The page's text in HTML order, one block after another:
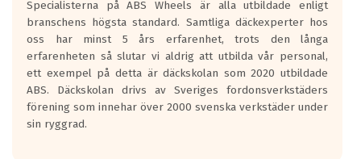
längsta.
Inga D eller G betyg delas ut för
personbilar och lätta lastbilar.
Betyget sätts efter ett test där däcken
skall bromsa in på en väg där det ligger
0.5-1.5 mm vatten.
I 80km/h kommer skillnaden på
Specialisterna på ABS Wheels är alla utbildade enligt
branschens högsta standard. Samtliga däckexperter hos
oss har minst 5 års erfarenhet, trots den långa
erfarenheten så slutar vi aldrig att utbilda vår personal,
ett exempel på detta är däckskolan som 2020 utbildade
ABS. Däckskolan drivs av Sveriges fordonsverkstäders
förening som innehar över 2000 svenska verkstäder under
sin ryggrad.